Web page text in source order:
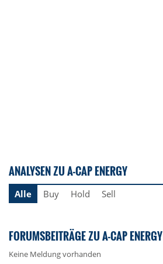
ANALYSEN ZU A-CAP ENERGY
Alle Buy Hold Sell
FORUMSBEITRÄGE ZU A-CAP ENERGY
Keine Meldung vorhanden